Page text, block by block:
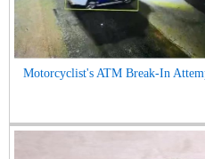
Motorcyclist's ATM Break-In